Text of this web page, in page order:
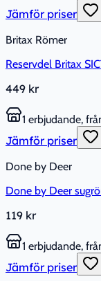
Jämför priser
Britax Römer
Reservdel Britax
449 kr
1 erbjudande,
Jämför priser
Done by Deer
Done by Deer
119 kr
1 erbjudande,
Jämför priser